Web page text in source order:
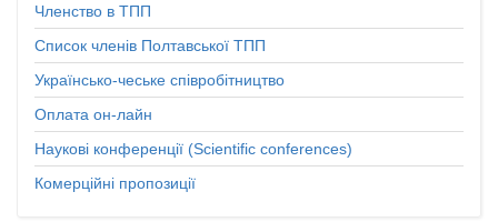
Членство в ТПП
Список членів Полтавської ТПП
Українсько-чеське співробітництво
Оплата он-лайн
Наукові конференції (Scientific conferences)
Комерційні пропозиції